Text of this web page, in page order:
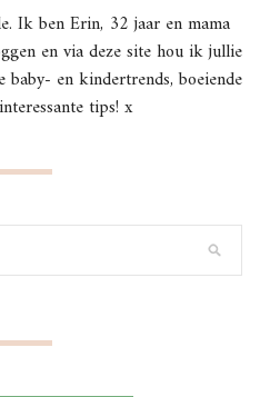
Ik ben Erin, 32 jaar en mama
en via deze site hou ik jullie
en kindertrends, boeiende
tips! x